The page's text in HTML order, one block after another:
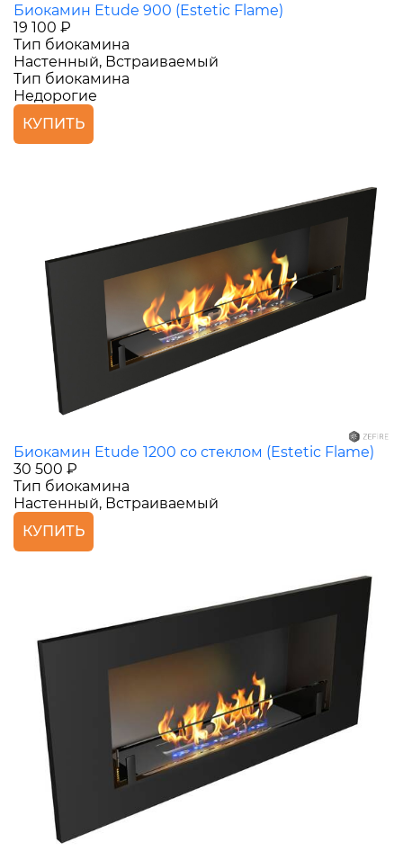
Биокамин Etude 900 (Estetic Flame)
19 100 ₽
Тип биокамина
Настенный, Встраиваемый
Тип биокамина
Недорогие
КУПИТЬ
Биокамин Etude 1200 со стеклом (Estetic Flame)
30 500 ₽
Тип биокамина
Настенный, Встраиваемый
КУПИТЬ